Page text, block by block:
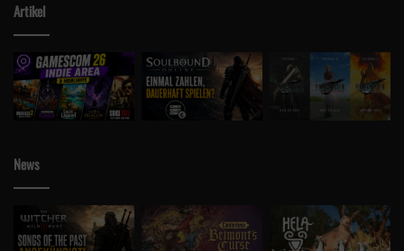
Artikel
News